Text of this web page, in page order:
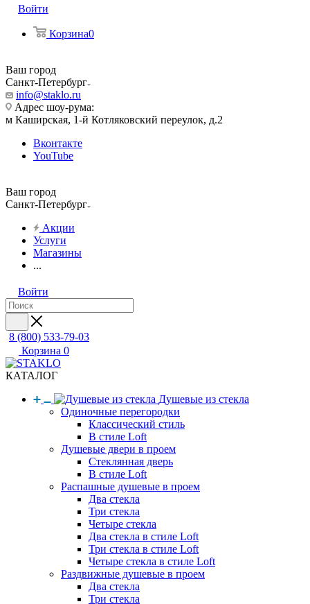
Войти
Корзина0
Ваш город
Санкт-Петербург
info@staklo.ru
Адрес шоу-рума:
м Каширская, 1-й Котляковский переулок, д.2
Вконтакте
YouTube
Ваш город
Санкт-Петербург
Акции
Услуги
Магазины
...
Войти
8 (800) 533-79-03
Корзина 0
КАТАЛОГ
Душевые из стекла
Одиночные перегородки
Классический стиль
В стиле Loft
Душевые двери в проем
Стеклянная дверь
В стиле Loft
Распашные душевые в проем
Два стекла
Три стекла
Четыре стекла
Два стекла в стиле Loft
Три стекла в стиле Loft
Четыре стекла в стиле Loft
Раздвижные душевые в проем
Два стекла
Три стекла